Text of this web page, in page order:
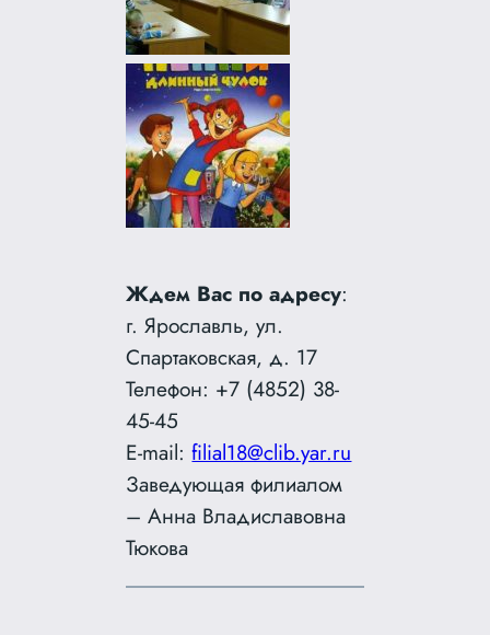
Ждем Вас по адресу:
г. Ярославль, ул.
Спартаковская, д. 17
Телефон: +7 (4852) 38-
45-45
E-mail:filial18@clib.yar.ru
Заведующая филиалом
– Анна Владиславовна
Тюкова